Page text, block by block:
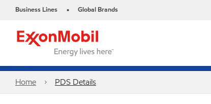
Business Lines • Global Brands
Home PDS Details